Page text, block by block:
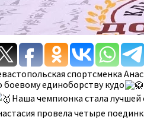
спортсменка
боевому единоборству кудо
Наша чемпионка стала
провела четыре